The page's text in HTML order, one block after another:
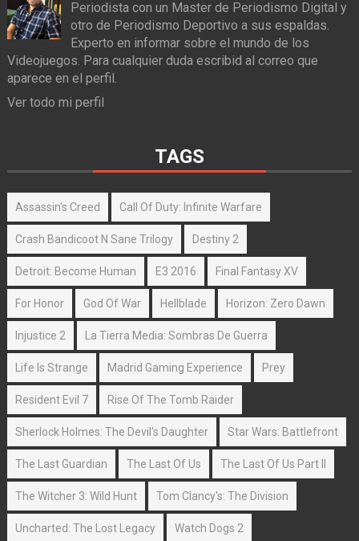
Periodista con un Master de Periodismo Digital y
otro de Periodismo Deportivo a sus espaldas.
Experto en informar sobre el mundo de los
Videojuegos. Para cualquier duda escribid al correo que
aparece en el perfil.
Ver todo mi perfil
TAGS
Assassin's Creed Call Of Duty: Infinite Warfare
Crash Bandicoot N Sane Trilogy Destiny 2
Detroit: Become Human E3 2016 Final Fantasy XV
For Honor God Of War Hellblade Horizon: Zero Dawn
Injustice 2 La Tierra Media: Sombras De Guerra
Life Is Strange Madrid Gaming Experience Prey
Resident Evil 7 Rise Of The Tomb Raider
Sherlock Holmes: The Devil's Daughter Star Wars: Battlefront
The Last Guardian The Last Of Us The Last Of Us Part II
The Witcher 3: Wild Hunt Tom Clancy's: The Division
Uncharted: The Lost Legacy Watch Dogs 2